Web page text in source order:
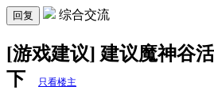
回复 综合交流
[游戏建议] 建议魔神谷
下
只看楼主